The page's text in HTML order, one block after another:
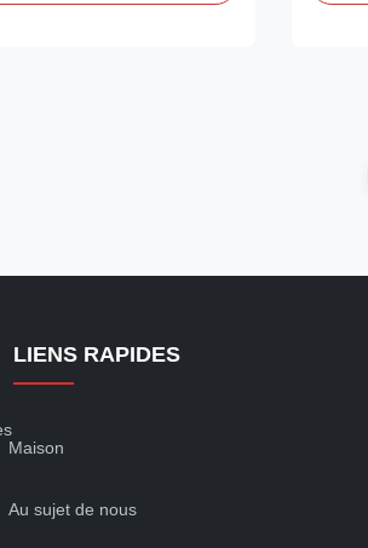
which is
Free
LIENS RAPIDES
Maison
Au sujet de nous